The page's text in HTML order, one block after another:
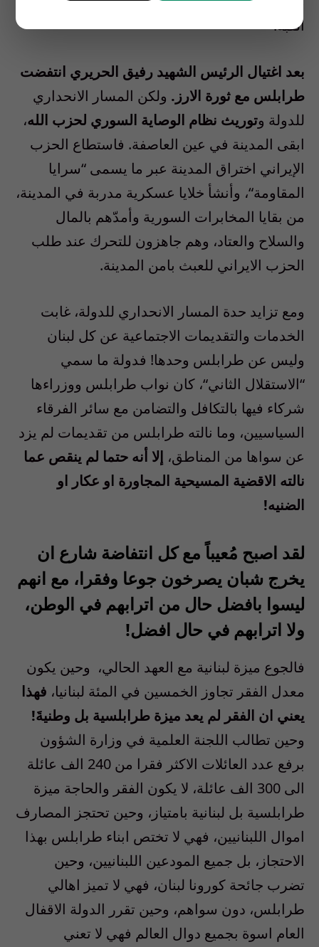
القبة.
بعد اغتيال الرئيس الشهيد رفيق الحريري انتفضت
طرابلس مع ثورة الارز . ولكن المسار الانحداري
للدولة وتوريث نظام الوصاية السوري لحزب الله،
ابقى المدينة في عين العاصفة. فاستطاع الحزب
الإيراني اختراق المدينة عبر ما يسمى “سرايا
المقاومة“، وأنشأ خلايا عسكرية مدربة في المدينة،
من بقايا المخابرات السورية وأمدّهم بالمال
والسلاح والعتاد، وهم جاهزون للتحرك عند طلب
الحزب الايراني للعبث بامن المدينة.
ومع تزايد حدة المسار الانحداري للدولة، غابت
الخدمات والتقديمات الاجتماعية عن كل لبنان
وليس عن طرابلس وحدها! فدولة ما سمي
“الاستقلال الثاني“، كان نواب طرابلس ووزراءها
شركاء فيها بالتكافل والتضامن مع سائر الفرقاء
السياسيين، وما نالته طرابلس من تقديمات لم يزد
عن سواها من المناطق، إلا أنه حتما لم ينقص عما
نالته الاقضية المسيحية المجاورة او عكار او
الضنيه!
لقد اصبح مُعيباً مع كل انتفاضة شارع ان
يخرج شبان يصرخون جوعا وفقرا، مع انهم
ليسوا بافضل حال من اترابهم في الوطن،
ولا اترابهم في حال افضل!
فالجوع ميزة لبنانية مع العهد الحالي، وحين يكون
معدل الفقر تجاوز الخمسين في المئة لبنانيا، فهذا
يعني ان الفقر لم يعد ميزة طرابلسية بل وطنيةَ!
وحين تطالب اللجنة العلمية في وزارة الشؤون
برفع عدد العائلات الاكثر فقرا من
الف عائلة
الى
الف عائلة، لا يكون الفقر والحاجة ميزة
طرابلسية بل لبنانية بامتياز، وحين تحتجز المصارف
اموال اللبنانيين، فهي لا تختص ابناء طرابلس بهذا
الاحتجاز، بل جميع المودعين اللبنانيين، وحين
تضرب جائحة كورونا لبنان، فهي لا تميز اهالي
طرابلس، دون سواهم، وحين تقرر الدولة الاقفال
العام اسوة بجميع دوال العالم فهي لا تعني